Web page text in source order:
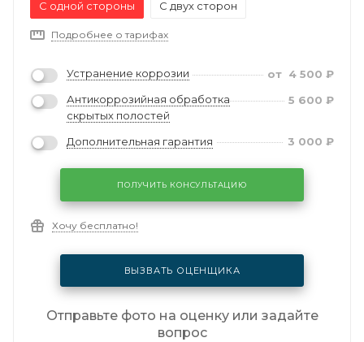
С одной стороны
С двух сторон
Подробнее о тарифах
Устранение коррозии от 4 500 ₽
Антикоррозийная обработка
скрытых полостей
5 600 ₽
Дополнительная гарантия 3 000 ₽
ПОЛУЧИТЬ КОНСУЛЬТАЦИЮ
Хочу бесплатно!
ВЫЗВАТЬ ОЦЕНЩИКА
Отправьте фото на оценку или задайте
вопрос